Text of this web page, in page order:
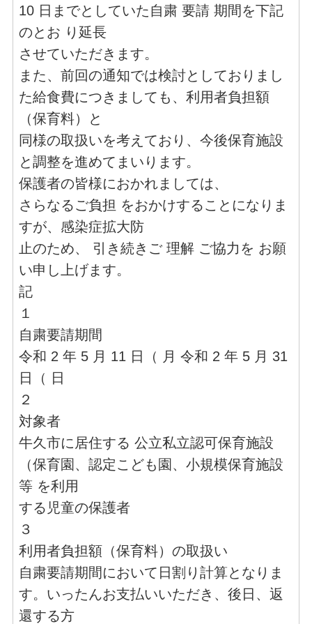
10 日までとしていた自粛 要請 期間を下記
のとお り延長
させていただきます。
また、前回の通知では検討としておりまし
た給食費につきましても、利用者負担額
（保育料）と
同様の取扱いを考えており、今後保育施設
と調整を進めてまいります。
保護者の皆様におかれましては、
さらなるご負担 をおかけすることになりま
すが、感染症拡大防
止のため、 引き続きご 理解 ご協力を お願
い申し上げます。
記
１
自粛要請期間
令和 2 年 5 月 11 日（ 月 令和 2 年 5 月 31
日（ 日
２
対象者
牛久市に居住する 公立私立認可保育施設
（保育園、認定こども園、小規模保育施設
等 を利用
する児童の保護者
３
利用者負担額（保育料）の取扱い
自粛要請期間において日割り計算となりま
す。いったんお支払いいただき、後日、返
還する方